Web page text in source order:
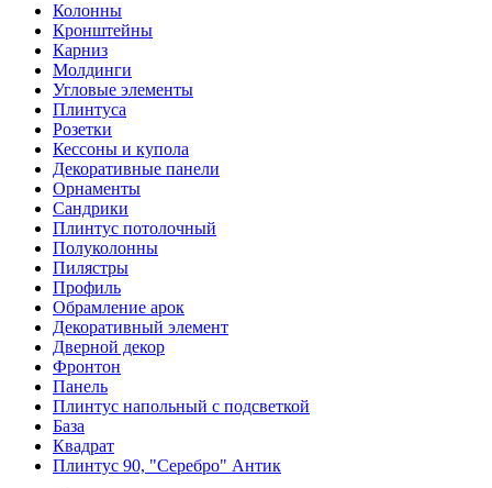
Колонны
Кронштейны
Карниз
Молдинги
Угловые элементы
Плинтуса
Розетки
Кессоны и купола
Декоративные панели
Орнаменты
Сандрики
Плинтус потолочный
Полуколонны
Пилястры
Профиль
Обрамление арок
Декоративный элемент
Дверной декор
Фронтон
Панель
Плинтус напольный с подсветкой
База
Квадрат
Плинтус 90, "Серебро" Антик